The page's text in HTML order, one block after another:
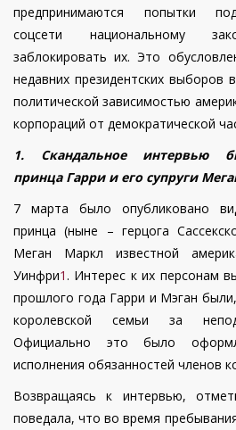
предпринимаются попытки
соцсети национальному
заблокировать их. Это
недавних президентских выборов
политической зависимостью
корпораций от демократической
1. Скандальное интервью
принца Гарри и его супруги
7 марта было опубликовано
принца (ныне – герцога
Меган Маркл известной
Уинфри1. Интерес к их персонам
прошлого года Гарри и Мэган
королевской семьи за
Официально это было
исполнения обязанностей членов
Возвращаясь к интервью,
поведала, что во время